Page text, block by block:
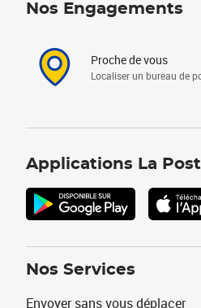
Nos Engagements
Proche de vous
Localiser un bureau de
Applications La
Nos Services
Envoyer sans vous déplacer